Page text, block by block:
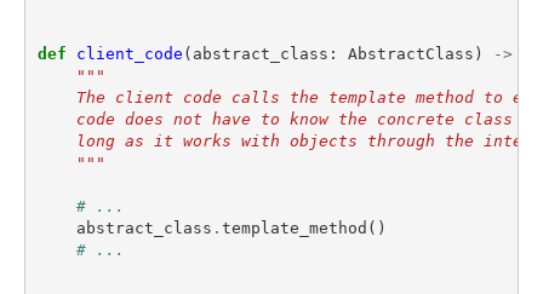
def client_code ( abstract_class : AbstractClass ) ->
"""
The client code calls the template method to
code does not have to know the concrete class
long as it works with objects through the
    """
# ...
abstract_class . template_method ()
# ...